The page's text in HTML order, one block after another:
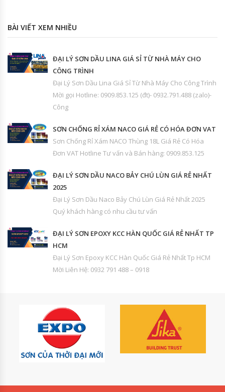
BÀI VIẾT XEM NHIỀU
ĐẠI LÝ SƠN DẦU LINA GIÁ SỈ TỪ NHÀ MÁY CHO
CÔNG TRÌNH
Đại Lý Sơn Dầu Lina Giá Sỉ Từ Nhà Máy Cho Công Trình
Mời gọi Hotline: 0909.853.125 (đt)- 0932.791.488 (zalo)-
Công
SƠN CHỐNG RỈ XÁM NACO GIÁ RẺ CÓ HÓA ĐƠN VAT
Sơn Chống Rỉ Xám NACO Thùng 18L Giá Rẻ Có Hóa
Đơn VAT Hotline Tư vấn và Bán hàng: 0909.853.125
ĐẠI LÝ SƠN DẦU NACO BẢY CHÚ LÙN GIÁ RẺ NHẤT
2025
Đại Lý Sơn Dầu Naco Bảy Chú Lùn Giá Rẻ Nhất 2025
Quý khách hàng có nhu cầu tư vấn
ĐẠI LÝ SƠN EPOXY KCC HÀN QUỐC GIÁ RẺ NHẤT TP
HCM
Đại Lý Sơn Epoxy KCC Hàn Quốc Giá Rẻ Nhất Tp HCM
Mời Liên Hệ: 0932 791 488 – 0918